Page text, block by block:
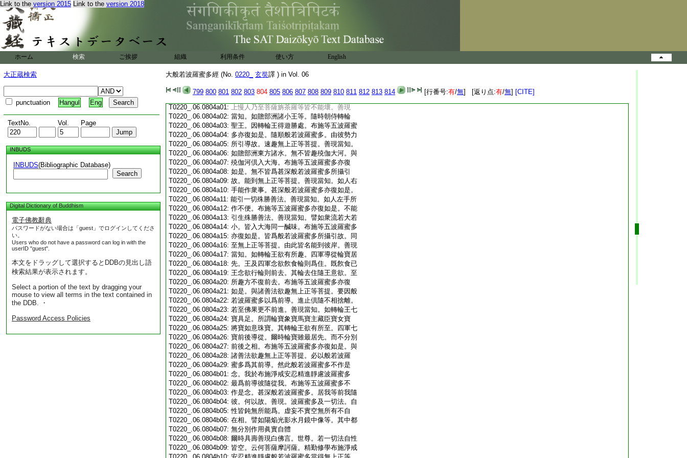
Link to the version 2015 Link to the version 2018
ホーム 検索 ご挨拶 組織 利用条件 使い方 English
大正蔵検索
punctuation Hangul Eng
TextNo. Vol. Page
INBUDS
INBUDS(Bibliographic Database)
Search
Digital Dictionary of Buddhism
電子佛教辭典
パスワードがない場合は「guest」でログインしてくださ
い。
Users who do not have a password can log in with the
userID "guest".
本文をドラッグして選択するとDDBの見出し語
検索結果が表示されます。
Select a portion of the text by dragging your
mouse to view all terms in the text contained in
the DDB. ・
Password Access Policies
大般若波羅蜜多經 (No. 0220_ 玄奘譯 ) in Vol. 06
799 800 801 802 803 804 805 806 807 808 809 810 811 812 813 814 [行番号:有/無] [返り点:有/無] [CITE]
T0220_.06.0803c19:多。善現當知。如有女人端正巨富。若無強夫
T0220_.06.0803c20: 所守護者。易爲惡人之所侵淩。布施等五波
T0220_.06.0803c21:羅蜜多亦復如是。若無般若波羅蜜多力所
T0220_.06.0803c22:
攝護。易爲天魔及彼眷屬之所沮壞。善現當
知。如有女人端正巨富。若有強夫所守護者。
不爲惡人之所侵淩。布施等五波羅蜜多亦
T0220_.06.0803c25:復如是。若有般若波羅蜜多力所攝護。一切
T0220_.06.0803c26:
天魔及彼眷屬不能沮壞。善現當知。如有軍
T0220_.06.0803c27:
將臨戰陣時。善備種種鎧鉀刀
T0220_.06.0803c28: 敵所不能害。布施等五波羅蜜多亦復如是。
T0220_.06.0804a01: 上慢人乃至菩薩旃茶羅等皆不能壞。善現
T0220_.06.0804a02: 當知。如贍部洲諸小王等。隨時朝侍轉輪
T0220_.06.0804a03: 聖王。因轉輪王得遊勝處。布施等五波羅蜜
T0220_.06.0804a04: 多亦復如是。隨順般若波羅蜜多。由彼勢力
T0220_.06.0804a05: 所引導故。速趣無上正等菩提。善現當知。
T0220_.06.0804a06: 如贍部洲東方諸水。無不皆趣殑伽大河。與
T0220_.06.0804a07: 殑伽河倶入大海。布施等五波羅蜜多亦復
T0220_.06.0804a08: 如是。無不皆爲甚深般若波羅蜜多所攝引
T0220_.06.0804a09: 故。能到無上正等菩提。善現當知。如人右
T0220_.06.0804a10: 手能作衆事。甚深般若波羅蜜多亦復如是。
T0220_.06.0804a11: 能引一切殊勝善法。善現當知。如人左手所
T0220_.06.0804a12: 作不便。布施等五波羅蜜多亦復如是。不能
T0220_.06.0804a13: 引生殊勝善法。善現當知。譬如衆流若大若
T0220_.06.0804a14: 小。皆入大海同一醎味。布施等五波羅蜜多
T0220_.06.0804a15: 亦復如是。皆爲般若波羅蜜多所攝引故。同
T0220_.06.0804a16: 至無上正等菩提。由此皆名能到彼岸。善現
T0220_.06.0804a17: 當知。如轉輪王欲有所趣。四軍導從輪寶居
T0220_.06.0804a18: 先。王及四軍念欲飮食輪則爲住。既飮食已
T0220_.06.0804a19: 王念欲行輪則前去。其輪去住隨王意欲。至
T0220_.06.0804a20: 所趣方不復前去。布施等五波羅蜜多亦復
T0220_.06.0804a21: 如是。與諸善法欲趣無上正等菩提。要因般
T0220_.06.0804a22: 若波羅蜜多以爲前導。進止倶隨不相捨離。
T0220_.06.0804a23: 若至佛果更不前進。善現當知。如轉輪王七
T0220_.06.0804a24: 寶具足。所謂輪寶象寶馬寶主藏臣寶女寶
T0220_.06.0804a25: 將寶如意珠寶。其轉輪王欲有所至。四軍七
T0220_.06.0804a26: 寶前後導從。爾時輪寶雖最居先。而不分別
T0220_.06.0804a27: 前後之相。布施等五波羅蜜多亦復如是。與
T0220_.06.0804a28: 諸善法欲趣無上正等菩提。必以般若波羅
T0220_.06.0804a29: 蜜多爲其前導。然此般若波羅蜜多不作是
T0220_.06.0804b01: 念。我於布施淨戒安忍精進靜慮波羅蜜多
T0220_.06.0804b02: 最爲前導彼隨從我。布施等五波羅蜜多不
T0220_.06.0804b03: 作是念。甚深般若波羅蜜多。居我等前我隨
T0220_.06.0804b04: 彼。何以故。善現。波羅蜜多及一切法。自
T0220_.06.0804b05:性皆鈍無所能爲。虚妄不實空無所有不自
T0220_.06.0804b06: 在相。譬如陽焔光影水月鏡中像等。其中都
T0220_.06.0804b07: 無分別作用眞實自體
T0220_.06.0804b08: 爾時具壽善現白佛言。世尊。若一切法自性
T0220_.06.0804b09: 皆空。云何菩薩摩訶薩。精勤修學布施淨戒